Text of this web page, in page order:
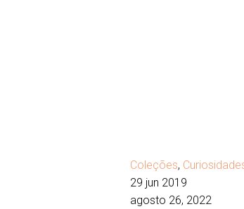
Coleções,
29 jun 2019
agosto 26, 2022